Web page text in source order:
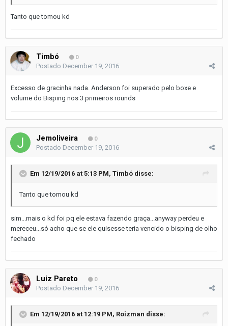
Tanto que tomou kd
Timbó 0
Postado December 19, 2016
Excesso de gracinha nada. Anderson foi superado pelo boxe e
volume do Bisping nos 3 primeiros rounds
Jemoliveira 0
Postado December 19, 2016
Em 12/19/2016 at 5:13 PM, Timbó disse:
Tanto que tomou kd
sim...mais o kd foi pq ele estava fazendo graça...anyway perdeu e
mereceu...só acho que se ele quisesse teria vencido o bisping de olho
fechado
Luiz Pareto 0
Postado December 19, 2016
Em 12/19/2016 at 12:19 PM, Roizman disse: